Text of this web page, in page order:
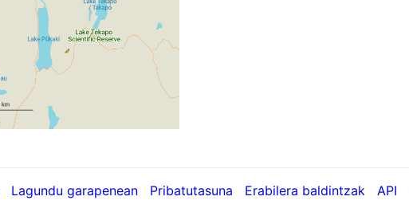
Lagundu garapenean Pribatutasuna Erabilera baldintzak API